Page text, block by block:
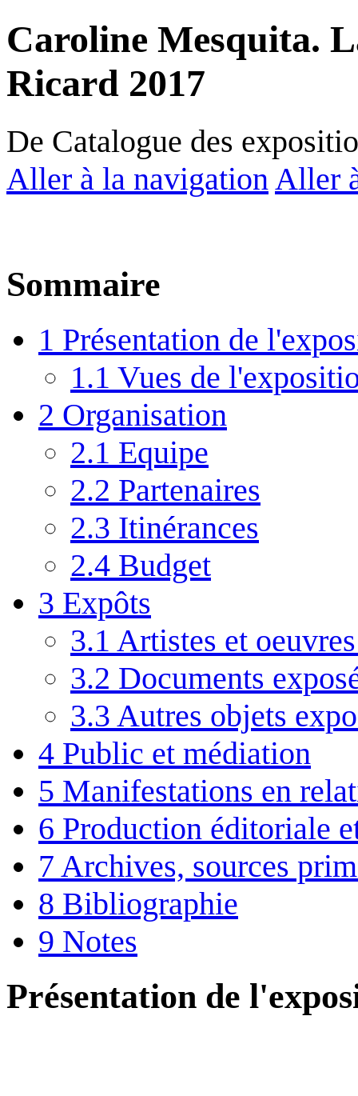
Caroline Mesquita.
Ricard 2017
De Catalogue des
Aller à la navigation Aller
Sommaire
1 Présentation de
1.1 Vues de
2 Organisation
2.1 Equipe
2.2 Partenaires
2.3 Itinérances
2.4 Budget
3 Expôts
3.1 Artistes et
3.2 Documents
3.3 Autres objets
4 Public et médiation
5 Manifestations en
6 Production éditoriale
7 Archives, sources
8 Bibliographie
9 Notes
Présentation de